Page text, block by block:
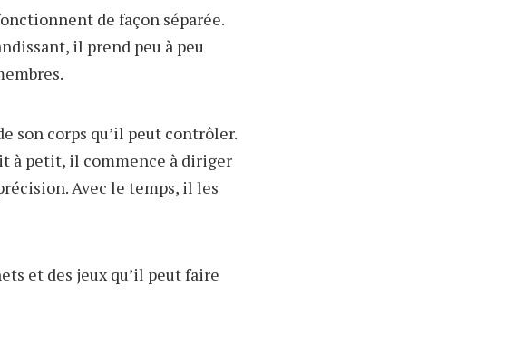
de façon séparée.
il prend peu à peu
son corps qu’il peut contrôler.
à petit, il commence à diriger
Avec le temps, il les
et des jeux qu’il peut faire